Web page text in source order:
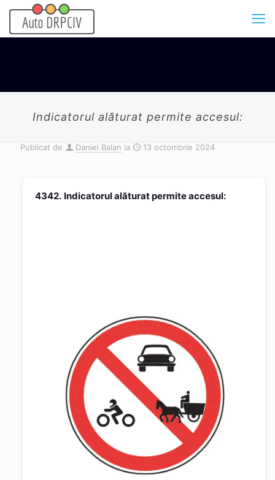
Indicatorul alăturat permite accesul:
Publicat de Daniel Balan la 13 octombrie 2024
4342. Indicatorul alăturat permite accesul: